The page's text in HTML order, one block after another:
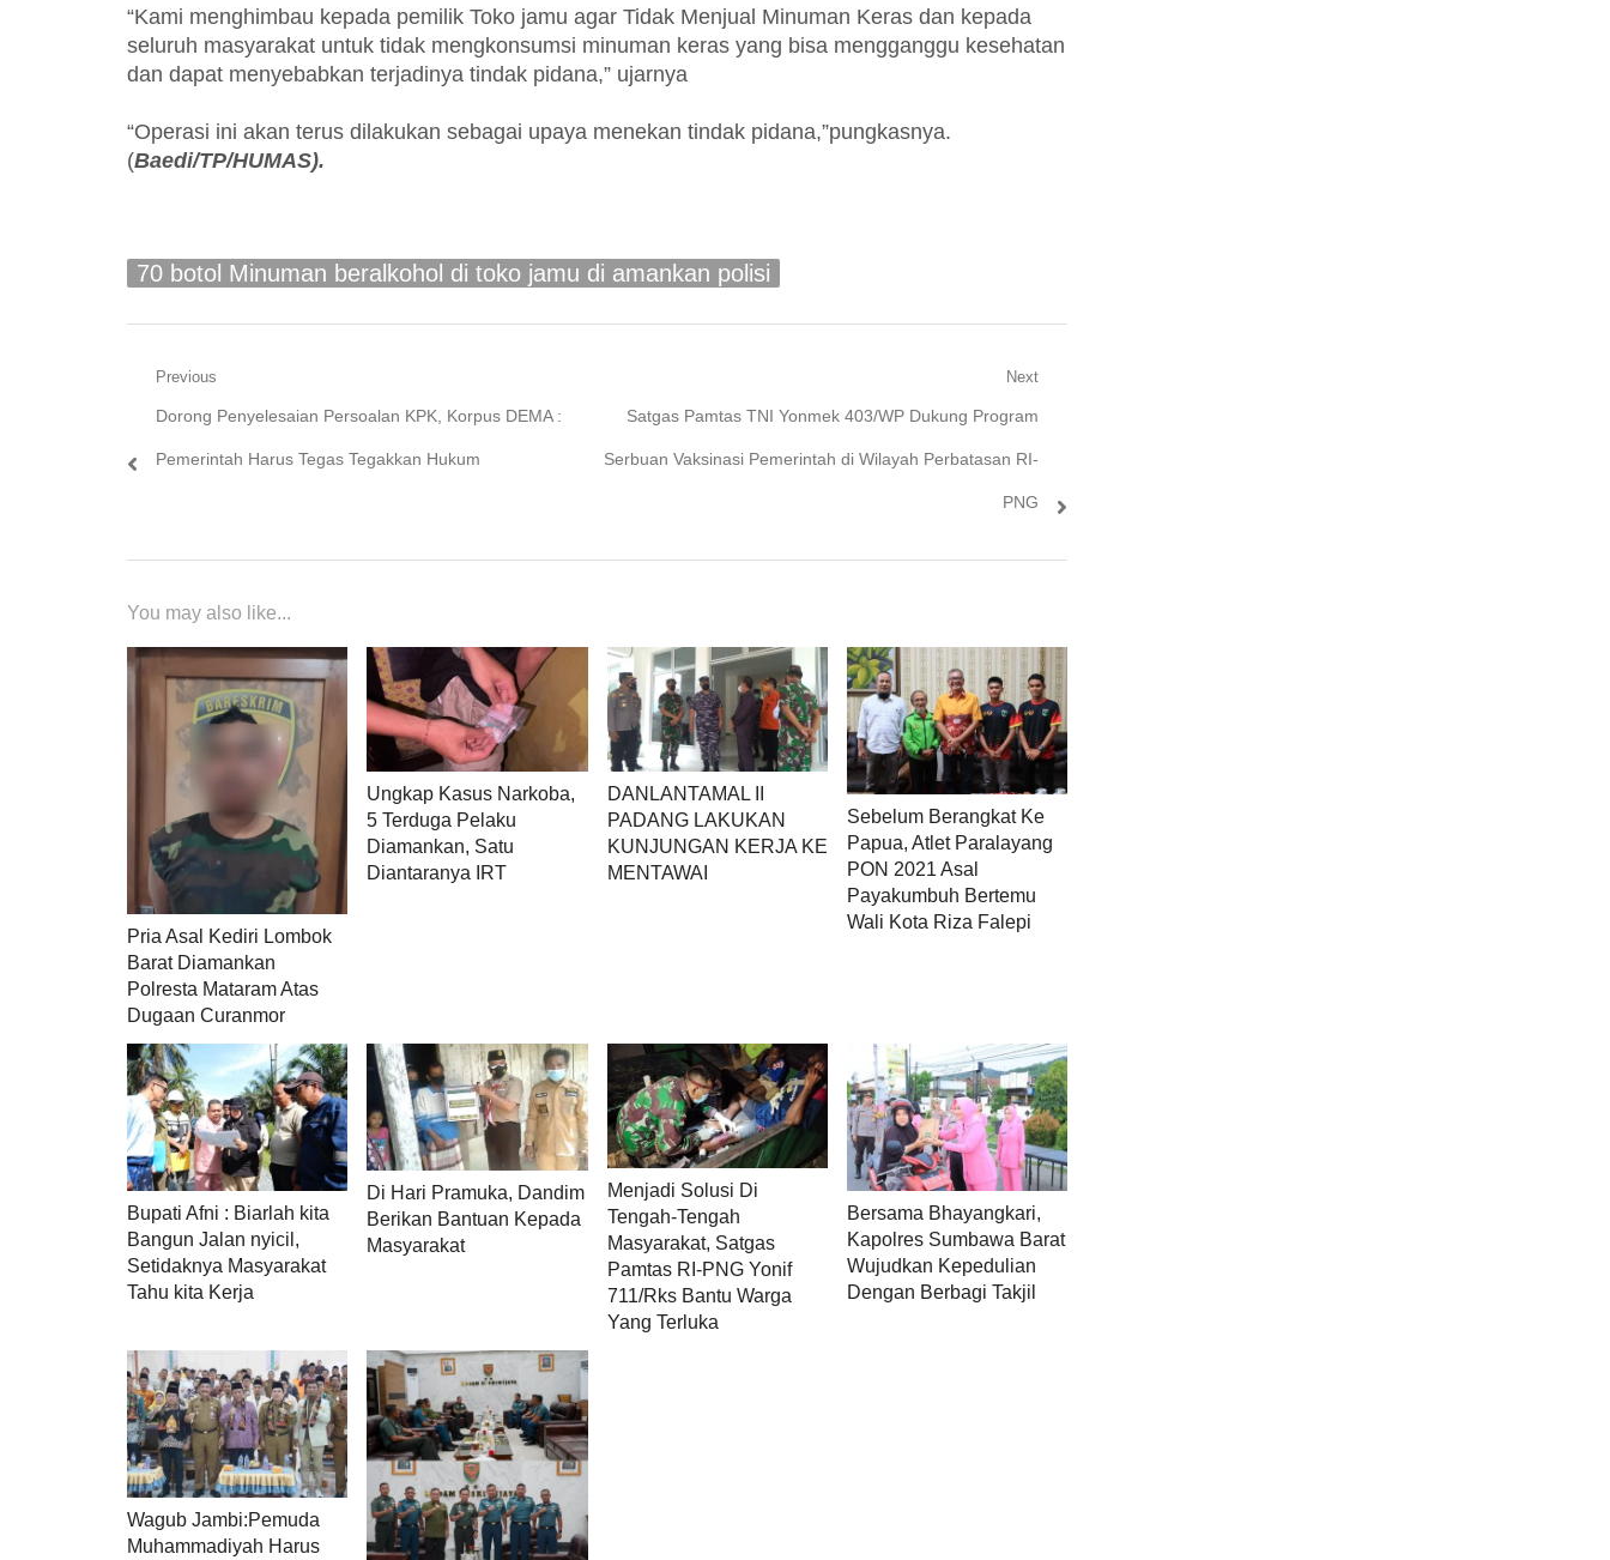
“Kami menghimbau kepada pemilik Toko jamu agar Tidak Menjual Minuman Keras dan kepada
seluruh masyarakat untuk tidak mengkonsumsi minuman keras yang bisa mengganggu kesehatan
dan dapat menyebabkan terjadinya tindak pidana,” ujarnya
“Operasi ini akan terus dilakukan sebagai upaya menekan tindak pidana,”pungkasnya.
(Baedi/TP/HUMAS).
70 botol Minuman beralkohol di toko jamu di amankan polisi
Navigasi
pos
Previous
Previous
post:
Dorong Penyelesaian Persoalan KPK, Korpus DEMA :
Pemerintah Harus Tegas Tegakkan Hukum
Next
Next
post:
Satgas Pamtas TNI Yonmek 403/WP Dukung Program
Serbuan Vaksinasi Pemerintah di Wilayah Perbatasan RI-
PNG
You may also like...
Pria Asal Kediri Lombok
Barat Diamankan
Polresta Mataram Atas
Dugaan Curanmor
Ungkap Kasus Narkoba,
5 Terduga Pelaku
Diamankan, Satu
Diantaranya IRT
DANLANTAMAL II
PADANG LAKUKAN
KUNJUNGAN KERJA KE
MENTAWAI
Sebelum Berangkat Ke
Papua, Atlet Paralayang
PON 2021 Asal
Payakumbuh Bertemu
Wali Kota Riza Falepi
Bupati Afni : Biarlah kita
Bangun Jalan nyicil,
Setidaknya Masyarakat
Tahu kita Kerja
Di Hari Pramuka, Dandim
Berikan Bantuan Kepada
Masyarakat
Menjadi Solusi Di
Tengah-Tengah
Masyarakat, Satgas
Pamtas RI-PNG Yonif
711/Rks Bantu Warga
Yang Terluka
Bersama Bhayangkari,
Kapolres Sumbawa Barat
Wujudkan Kepedulian
Dengan Berbagi Takjil
Wagub Jambi:Pemuda
Muhammadiyah Harus